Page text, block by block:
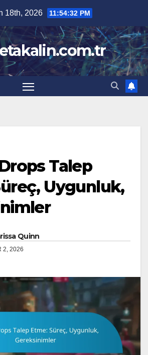
18th, 2026 11:54:33 PM
Talep
Uygunluk,
Quinn
2, 2026